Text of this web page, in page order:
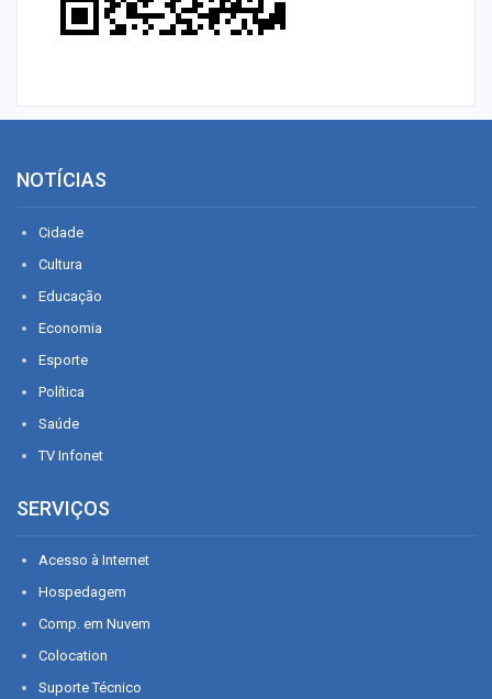
NOTÍCIAS
Cidade
Cultura
Educação
Economia
Esporte
Política
Saúde
TV Infonet
SERVIÇOS
Acesso à Internet
Hospedagem
Comp. em Nuvem
Colocation
Suporte Técnico